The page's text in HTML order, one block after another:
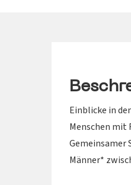
Einblicke in
Menschen mit
Gemeinsamer
Männer*